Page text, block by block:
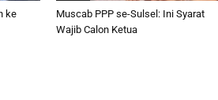
ke
Muscab PPP se-Sulsel: Ini Syarat
Wajib Calon Ketua